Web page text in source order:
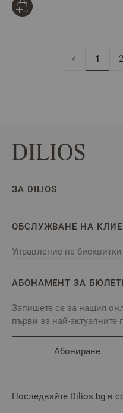
В
1 2
ЗА DILIOS
ОБСЛУЖВАНЕ НА
Управление на бисквитки
АБОНАМЕНТ ЗА
Запишете се за нашия
първи за най-
Абониране
Последвайте Dilios.bg в